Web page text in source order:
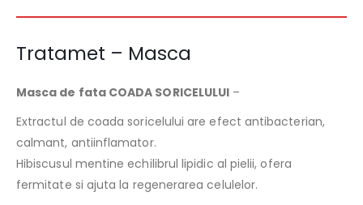
Tratamet – Masca
Masca de fata COADA SORICELULUI –
Extractul de coada soricelului are efect antibacterian,
calmant, antiinflamator.
Hibiscusul mentine echilibrul lipidic al pielii, ofera
fermitate si ajuta la regenerarea celulelor.